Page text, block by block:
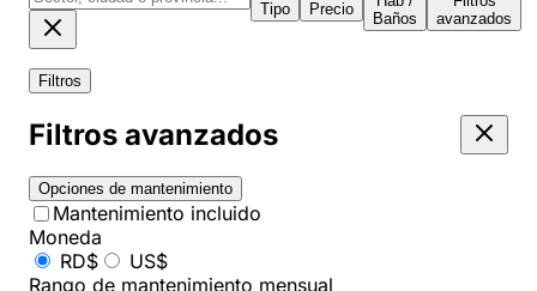
Tipo Precio
Baños
avanzados
Filtros
Filtros avanzados
Opciones de mantenimiento
Mantenimiento incluido
Moneda
RD$
US$
Rango de mantenimiento mensual